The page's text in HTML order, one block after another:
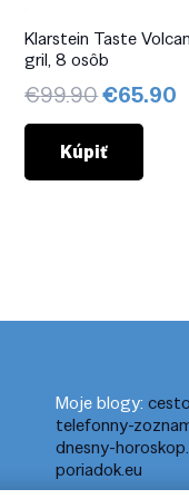
Klarstein Taste
gril, 8 osôb
€99.90Pôvodná
cena
bola:
€99.90.
€65.90
Kúpiť
Moje blogy:
telefonny-
dnesny-
poriadok.eu